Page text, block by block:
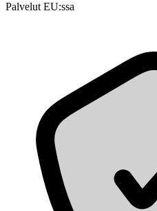
Palvelut EU:ssa